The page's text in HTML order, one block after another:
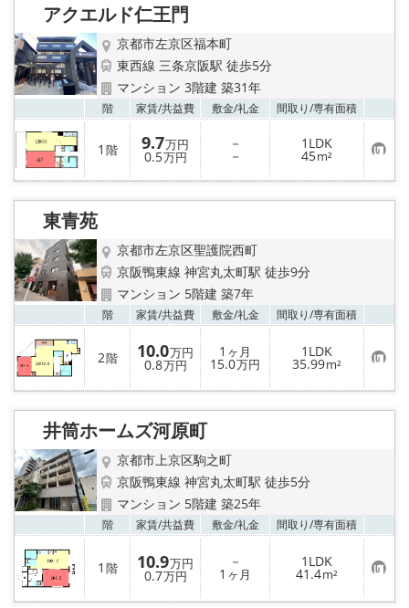
アクエルド仁王門
京都市左京区福本町
東西線 三条京阪駅 徒歩5分
マンション 3階建 築31年
階 家賃/共益費 敷金/礼金 間取り/専有面積
1 階 9.7万円
0.5万円
－
－
1LDK
45m² お
気
に
り
東青苑
京都市左京区聖護院西町
京阪鴨東線 神宮丸太町駅 徒歩9分
マンション 5階建 築7年
階 家賃/共益費 敷金/礼金 間取り/専有面積
2階 10.0万円
0.8万円
1 ヶ月
15.0万円
1LDK
35.99m² お
気
に
り
井筒ホームズ河原町
京都市上京区駒之町
京阪鴨東線 神宮丸太町駅 徒歩5分
マンション 5階建 築25年
階 家賃/共益費 敷金/礼金 間取り/専有面積
1 階 10.9万円
0.7万円
－
1 ヶ月
1LDK
41.4m² お
気
に